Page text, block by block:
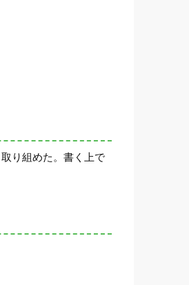
り組めた。書く上で